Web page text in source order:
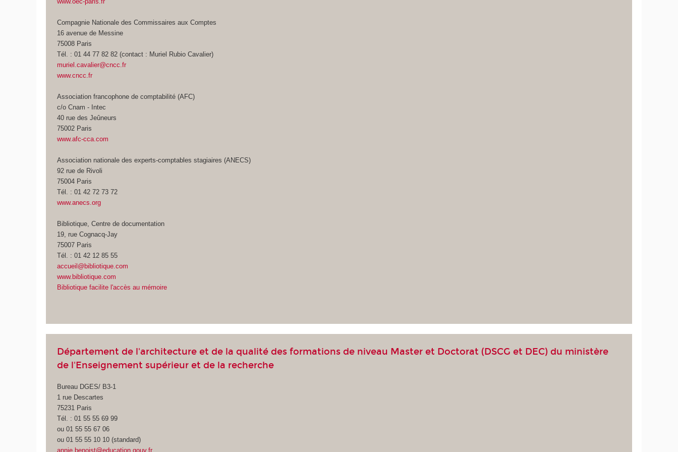
Compagnie Nationale des Commissaires aux Comptes
16 avenue de Messine
75008 Paris
Tél. : 01 44 77 82 82 (contact : Muriel Rubio Cavalier)
muriel.cavalier@cncc.fr
www.cncc.fr
Association francophone de comptabilité (AFC)
c/o Cnam - Intec
40 rue des Jeûneurs
75002 Paris
www.afc-cca.com
Association nationale des experts-comptables stagiaires (ANECS)
92 rue de Rivoli
75004 Paris
Tél. : 01 42 72 73 72
www.anecs.org
Bibliotique, Centre de documentation
19, rue Cognacq-Jay
75007 Paris
Tél. : 01 42 12 85 55
accueil@bibliotique.com
www.bibliotique.com
Bibliotique facilite l'accès au mémoire
Département de l'architecture et de la qualité des formations de niveau Master et Doctorat (DSCG et DEC) du ministère
de l'Enseignement supérieur et de la recherche
Bureau DGES/ B3-1
1 rue Descartes
75231 Paris
Tél. : 01 55 55 69 99
ou 01 55 55 67 06
ou 01 55 55 10 10 (standard)
annie.benoist@education.gouv.fr